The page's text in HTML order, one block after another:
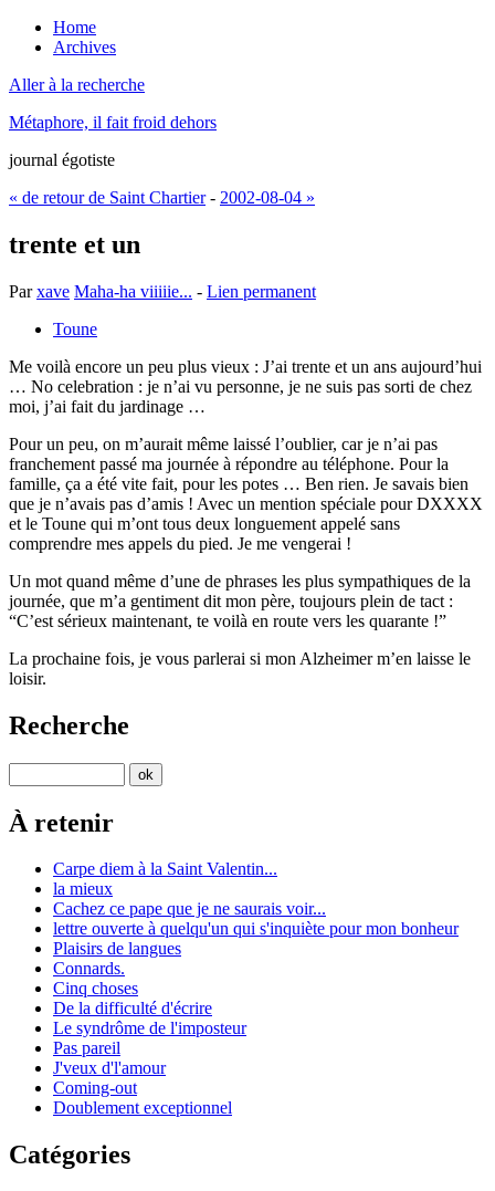
Home
Archives
Aller à la recherche
Métaphore, il fait froid dehors
journal égotiste
« de retour de Saint Chartier - 2002-08-04 »
trente et un
Parxave Maha-ha viiiiie... - Lien permanent
Toune
Me voilà encore un peu plus vieux : J’ai trente et un ans aujourd’hui
… No celebration : je n’ai vu personne, je ne suis pas sorti de chez
moi, j’ai fait du jardinage …
Pour un peu, on m’aurait même laissé l’oublier, car je n’ai pas
franchement passé ma journée à répondre au téléphone. Pour la
famille, ça a été vite fait, pour les potes … Ben rien. Je savais bien
que je n’avais pas d’amis ! Avec un mention spéciale pour DXXXX
et le Toune qui m’ont tous deux longuement appelé sans
comprendre mes appels du pied. Je me vengerai !
Un mot quand même d’une de phrases les plus sympathiques de la
journée, que m’a gentiment dit mon père, toujours plein de tact :
“C’est sérieux maintenant, te voilà en route vers les quarante !”
La prochaine fois, je vous parlerai si mon Alzheimer m’en laisse le
loisir.
Recherche
À retenir
Carpe diem à la Saint Valentin...
la mieux
Cachez ce pape que je ne saurais voir...
lettre ouverte à quelqu'un qui s'inquiète pour mon bonheur
Plaisirs de langues
Connards.
Cinq choses
De la difficulté d'écrire
Le syndrôme de l'imposteur
Pas pareil
J'veux d'l'amour
Coming-out
Doublement exceptionnel
Catégories